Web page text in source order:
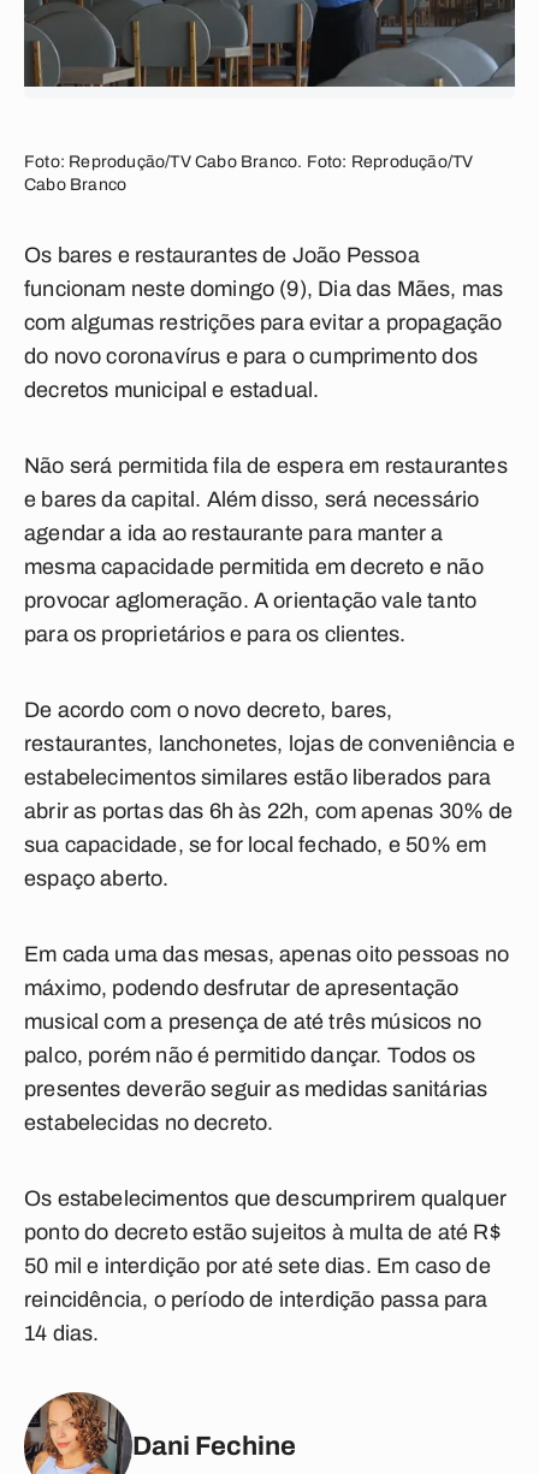
Foto: Reprodução/TV Cabo Branco. Foto: Reprodução/TV
Cabo Branco
Os bares e restaurantes de João Pessoa
funcionam neste domingo (9), Dia das Mães, mas
com algumas restrições para evitar a propagação
do novo coronavírus e para o cumprimento dos
decretos municipal e estadual.
Não será permitida fila de espera em restaurantes
e bares da capital. Além disso, será necessário
agendar a ida ao restaurante para manter a
mesma capacidade permitida em decreto e não
provocar aglomeração. A orientação vale tanto
para os proprietários e para os clientes.
De acordo com o novo decreto, bares,
restaurantes, lanchonetes, lojas de conveniência e
estabelecimentos similares estão liberados para
abrir as portas das 6h às 22h, com apenas 30% de
sua capacidade, se for local fechado, e 50% em
espaço aberto.
Em cada uma das mesas, apenas oito pessoas no
máximo, podendo desfrutar de apresentação
musical com a presença de até três músicos no
palco, porém não é permitido dançar. Todos os
presentes deverão seguir as medidas sanitárias
estabelecidas no decreto.
Os estabelecimentos que descumprirem qualquer
ponto do decreto estão sujeitos à multa de até R$
50 mil e interdição por até sete dias. Em caso de
reincidência, o período de interdição passa para
14 dias.
Dani Fechine